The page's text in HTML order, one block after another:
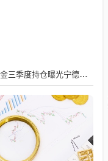
北向资金三季度持仓曝光宁德时代居首